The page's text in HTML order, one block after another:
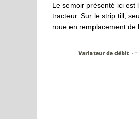
Le semoir présenté ici
tracteur. Sur le strip till,
roue en remplacement de